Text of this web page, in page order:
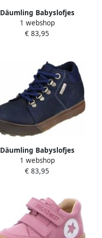
Däumling Babyslofjes
1 webshop
€ 83,95
Däumling Babyslofjes
1 webshop
€ 83,95